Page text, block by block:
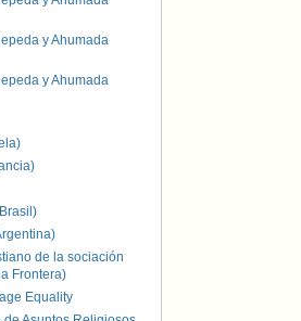
y Ahumada
y Ahumada
de la sociación
Frontera)
Equality